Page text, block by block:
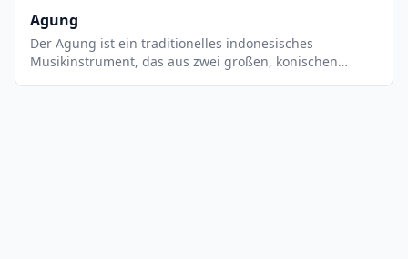
Agung
Der Agung ist ein traditionelles indonesisches
Musikinstrument, das aus zwei großen, konischen